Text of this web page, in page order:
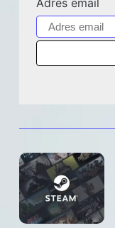
Adres email